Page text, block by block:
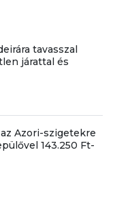
tavasszal
járattal és
Azori-szigetekre
143.250 Ft-